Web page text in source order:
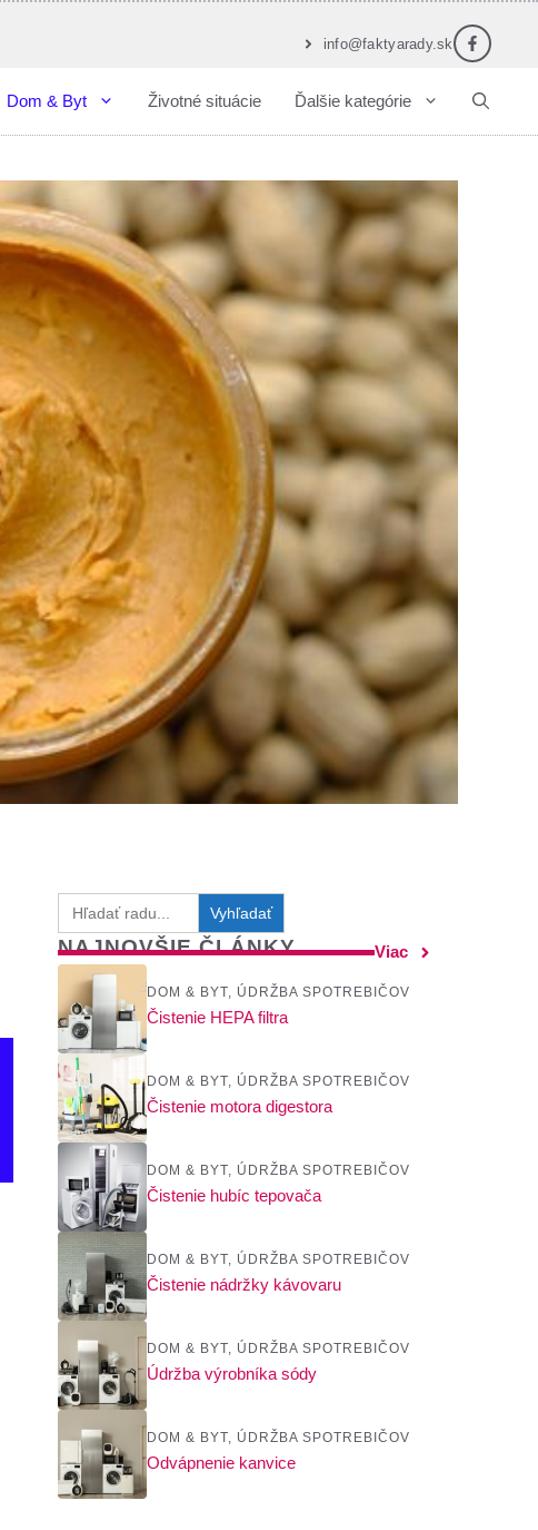
info@faktyarady.sk
Dom & Byt Životné situácie Ďalšie kategórie
for:
NAJNOVŠIE ČLÁNKY Viac
DOM & BYT, ÚDRŽBA SPOTREBIČOV
Čistenie HEPA filtra
DOM & BYT, ÚDRŽBA SPOTREBIČOV
Čistenie motora digestora
DOM & BYT, ÚDRŽBA SPOTREBIČOV
Čistenie hubíc tepovača
DOM & BYT, ÚDRŽBA SPOTREBIČOV
Čistenie nádržky kávovaru
DOM & BYT, ÚDRŽBA SPOTREBIČOV
Údržba výrobníka sódy
DOM & BYT, ÚDRŽBA SPOTREBIČOV
Odvápnenie kanvice